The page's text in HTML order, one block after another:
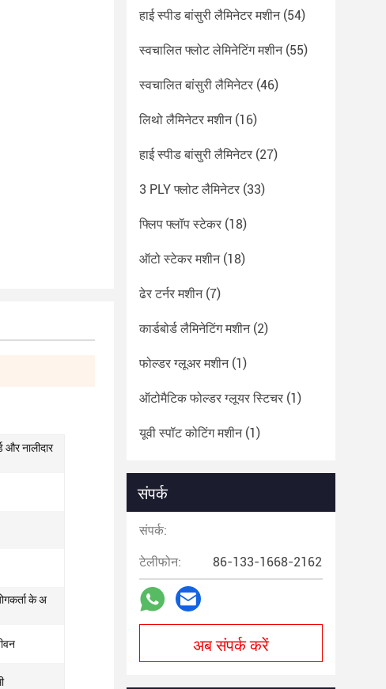
और नालीदार
के अ
हाई स्पीड बांसुरी लैमिनेटर मशीन(54)
स्वचालित फ्लोट लेमिनेटिंग मशीन(55)
स्वचालित बांसुरी लैमिनेटर (46)
लिथो लैमिनेटर मशीन(16)
हाई स्पीड बांसुरी लैमिनेटर (27)
3 PLY फ्लोट लैमिनेटर (33)
फ्लिप फ्लॉप स्टेकर (18)
ऑटो स्टेकर मशीन(18)
ढेर टर्नर मशीन(7)
कार्डबोर्ड लैमिनेटिंग मशीन(2)
फोल्डर ग्लूअर मशीन(1)
ऑटोमैटिक फोल्डर ग्लूयर स्टिचर (1)
यूवी स्पॉट कोटिंग मशीन(1)
संपर्क
संपर्क:
टेलीफोन: 86-133-1668-2162
अब संपर्क करें